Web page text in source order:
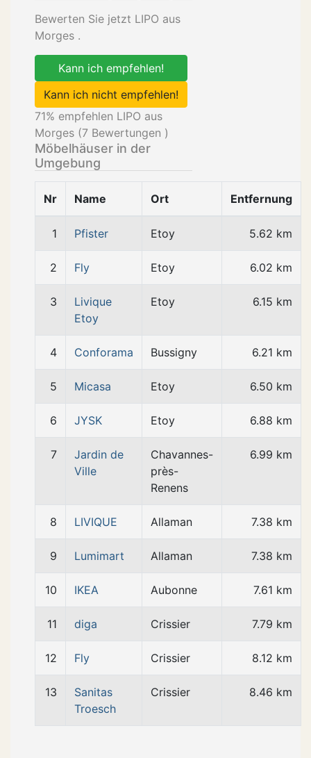
Bewerten Sie jetzt LIPO aus
Morges .
Kann ich empfehlen!
Kann ich nicht empfehlen!
71% empfehlen LIPO aus
Morges (7 Bewertungen )
Möbelhäuser in der
Umgebung
Nr Name Ort Entfernung
1 Pfister Etoy 5.62 km
2 Fly Etoy 6.02 km
3
Livique
Etoy
Etoy 6.15 km
4 Conforama Bussigny 6.21 km
5 Micasa Etoy 6.50 km
6 JYSK Etoy 6.88 km
7
Jardin de
Ville
Chavannes-
près-
Renens
6.99 km
8 LIVIQUE Allaman 7.38 km
9 Lumimart Allaman 7.38 km
10 IKEA Aubonne 7.61 km
11 diga Crissier 7.79 km
12 Fly Crissier 8.12 km
13
Sanitas
Troesch
Crissier 8.46 km